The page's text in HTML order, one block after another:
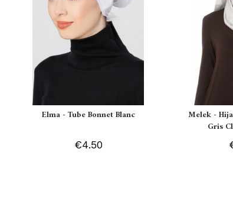
Elma - Tube Bonnet Blanc
€4.50
Melek -
Gris